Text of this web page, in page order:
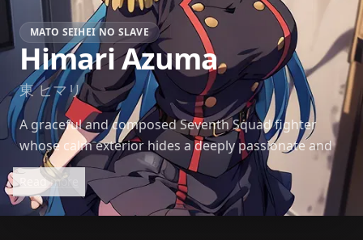
MATO SEIHEI NO SLAVE
Himari Azuma
東 ヒマリ
A graceful and composed Seventh Squad fighter
whose calm exterior hides a deeply passionate and
devoted soul.
Read more